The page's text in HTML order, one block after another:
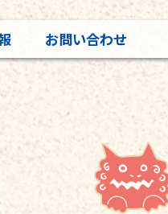
お問い合わせ